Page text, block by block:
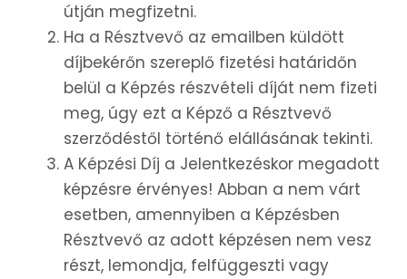
útján megfizetni.
Ha a Résztvevő az emailben küldött
díjbekérőn szereplő fizetési határidőn
belül a Képzés részvételi díját nem fizeti
meg, úgy ezt a Képző a Résztvevő
szerződéstől történő elállásának tekinti.
A Képzési Díj a Jelentkezéskor megadott
képzésre érvényes! Abban a nem várt
esetben, amennyiben a Képzésben
Résztvevő az adott képzésen nem vesz
részt, lemondja, felfüggeszti vagy